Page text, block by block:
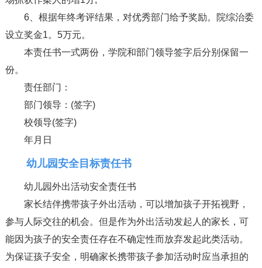
6、根据年终考评结果，对优秀部门给予奖励。院综治委
设立奖金1。5万元。
本责任书一式两份，学院和部门领导签字后分别保留一
份。
责任部门：
部门领导：(签字)
校领导(签字)
年月日
幼儿园安全目标责任书
幼儿园外出活动安全责任书
家长结伴携带孩子外出活动，可以增加孩子开拓视野，
参与人际交往的机会。但是作为外出活动发起人的家长，可
能因为孩子的安全责任存在不确定性而放弃发起此类活动。
为保证孩子安全，明确家长携带孩子参加活动时应当承担的